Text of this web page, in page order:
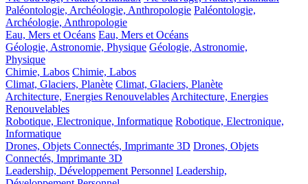
Paléontologie, Archéologie, Anthropologie Paléontologie,
Archéologie, Anthropologie
Eau, Mers et Océans Eau, Mers et Océans
Géologie, Astronomie, Physique Géologie, Astronomie,
Physique
Chimie, Labos Chimie, Labos
Climat, Glaciers, Planète Climat, Glaciers, Planète
Architecture, Energies Renouvelables Architecture, Energies
Renouvelables
Robotique, Electronique, Informatique Robotique, Electronique,
Informatique
Drones, Objets Connectés, Imprimante 3D Drones, Objets
Connectés, Imprimante 3D
Leadership, Développement Personnel Leadership,